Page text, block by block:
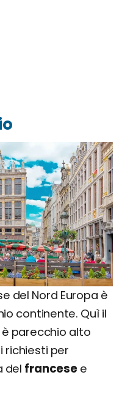
del Nord Europa è
continente. Quì il
è parecchio alto
richiesti per
del francesee